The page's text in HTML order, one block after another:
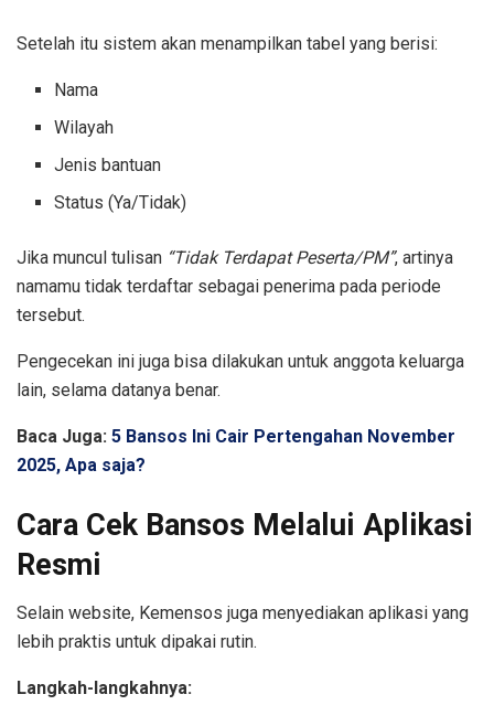
Setelah itu sistem akan menampilkan tabel yang berisi:
Nama
Wilayah
Jenis bantuan
Status (Ya/Tidak)
Jika muncul tulisan “Tidak Terdapat Peserta/PM”, artinya
namamu tidak terdaftar sebagai penerima pada periode
tersebut.
Pengecekan ini juga bisa dilakukan untuk anggota keluarga
lain, selama datanya benar.
Baca Juga: 5 Bansos Ini Cair Pertengahan November
2025, Apa saja?
Cara Cek Bansos Melalui Aplikasi
Resmi
Selain website, Kemensos juga menyediakan aplikasi yang
lebih praktis untuk dipakai rutin.
Langkah-langkahnya: